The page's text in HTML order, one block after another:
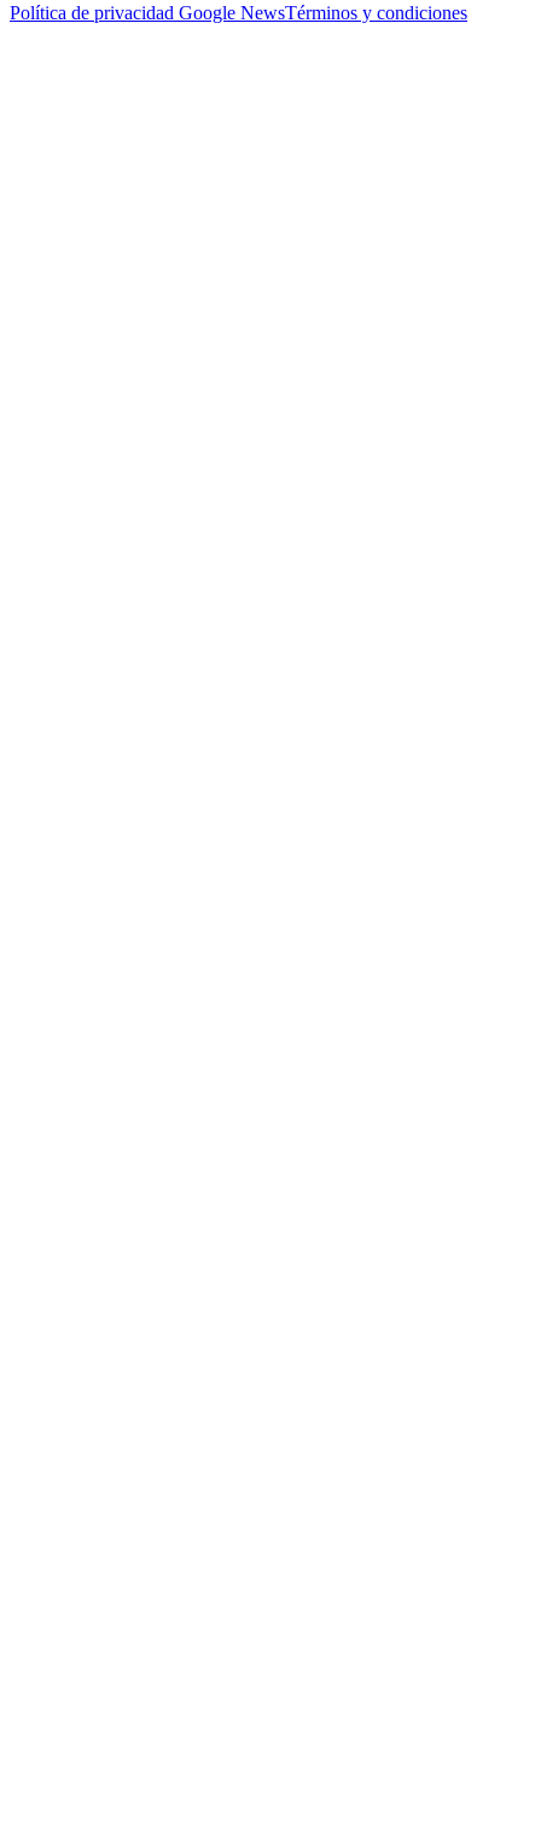
Política de privacidad Google NewsTérminos y condiciones